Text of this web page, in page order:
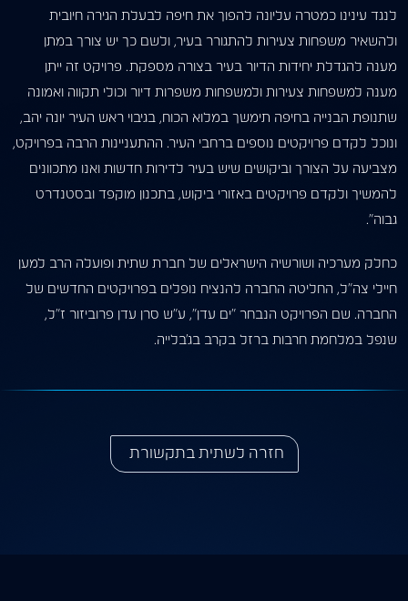
לנגד עינינו כמטרה עליונה להפוך את חיפה לבעלת הגירה חיובית
ולהשאיר משפחות צעירות להתגורר בעיר, ולשם כך יש צורך במתן
מענה להגדלת יחידות הדיור בעיר בצורה מספקת. פרויקט זה ייתן
מענה למשפחות צעירות ולמשפחות משפרות דיור וכולי תקווה ואמונה
שתנופת הבנייה בחיפה תימשך במלוא הכוח, בגיבוי ראש העיר יונה יהב,
ונוכל לקדם פרויקטים נוספים ברחבי העיר. ההתעניינות הרבה בפרויקט,
מצביעה על הצורך וביקושים שיש בעיר לדירות חדשות ואנו מתכוונים
להמשיך ולקדם פרויקטים באזורי ביקוש, בתכנון מוקפד ובסטנדרט
גבוה”.
כחלק מערכיה ושורשיה הישראלים של חברת שתית ופועלה הרב למען
חיילי צה”ל, החליטה החברה להנציח נופלים בפרויקטים החדשים של
החברה. שם הפרויקט הנבחר “ים עדן”, ע”ש סרן עדן פרוביזור ז”ל,
שנפל במלחמת חרבות ברזל בקרב בג’בלייה.
חזרה לשתית בתקשורת